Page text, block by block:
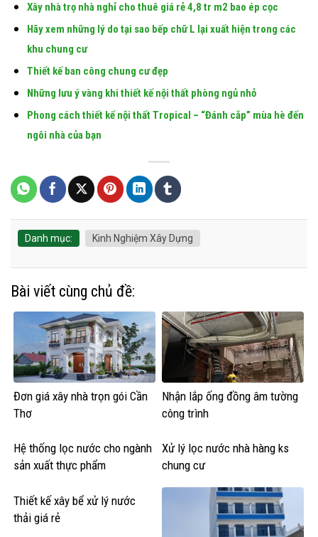
Xây nhà trọ nhà nghỉ cho thuê giá rẻ 4,8 tr m2 bao ép cọc
Hãy xem những lý do tại sao bếp chữ L lại xuất hiện trong các
khu chung cư
Thiết kế ban công chung cư đẹp
Những lưu ý vàng khi thiết kế nội thất phòng ngủ nhỏ
Phong cách thiết kế nội thất Tropical – “Đánh cắp” mùa hè đến
ngôi nhà của bạn
Danh mục: Kinh Nghiệm Xây Dựng
Bài viết cùng chủ đề:
Đơn giá xây nhà trọn gói Cần
Thơ
Nhận lắp ống đồng âm tường
công trình
Hệ thống lọc nước cho ngành
sản xuất thực phẩm
Xử lý lọc nước nhà hàng ks
chung cư
Thiết kế xây bể xử lý nước
thải giá rẻ